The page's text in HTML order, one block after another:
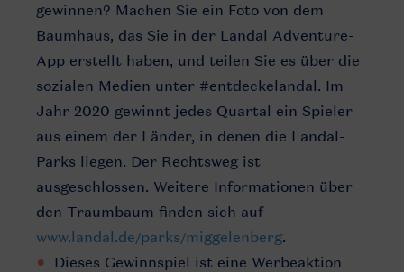
gewinnen? Machen Sie ein Foto von dem
Baumhaus, das Sie in der Landal Adventure-
App erstellt haben, und teilen Sie es über die
sozialen Medien unter #entdeckelandal. Im
Jahr 2020 gewinnt jedes Quartal ein Spieler
aus einem der Länder, in denen die Landal-
Parks liegen. Der Rechtsweg ist
ausgeschlossen. Weitere Informationen über
den Traumbaum finden sich auf
www.landal.de/parks/miggelenberg.
Dieses Gewinnspiel ist eine Werbeaktion